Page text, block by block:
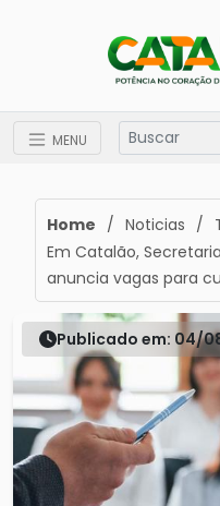
MENU
Home / Noticias /
Em Catalão,
anuncia vagas para
Publicado em: 04/